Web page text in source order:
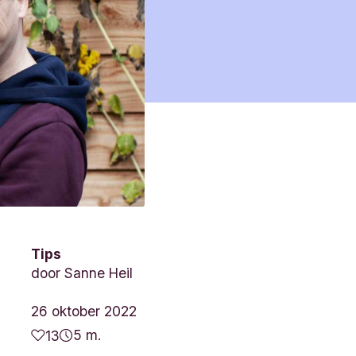
Tips
door Sanne Heil
26 oktober 2022
13
5 m.